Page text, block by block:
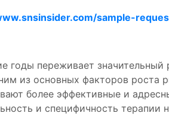
sample-
годы переживает
из основных факторов роста
более эффективные и
и специфичность терапии